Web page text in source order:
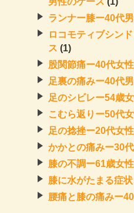
ランナー膝ー40代
ロコモティブシン
ス (1)
股関節痛ー40代女
足裏の痛みー40代
足のシビレー54歳
こむら返りー50代
足の捻挫ー20代女
かかとの痛みー30
膝の不調ー61歳女
膝に水がたまる症状
腰痛と膝の痛みー